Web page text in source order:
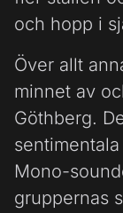
och hopp i
Över allt
minnet av
Göthberg.
Mono-
gruppernas